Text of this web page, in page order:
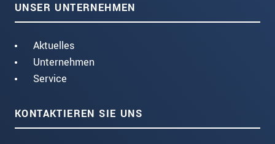
UNSER UNTERNEHMEN
Aktuelles
Unternehmen
Service
KONTAKTIEREN SIE UNS